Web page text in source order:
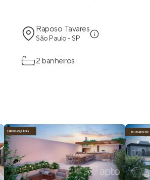
Raposo Tavares
São Paulo - SP
2 banheiros